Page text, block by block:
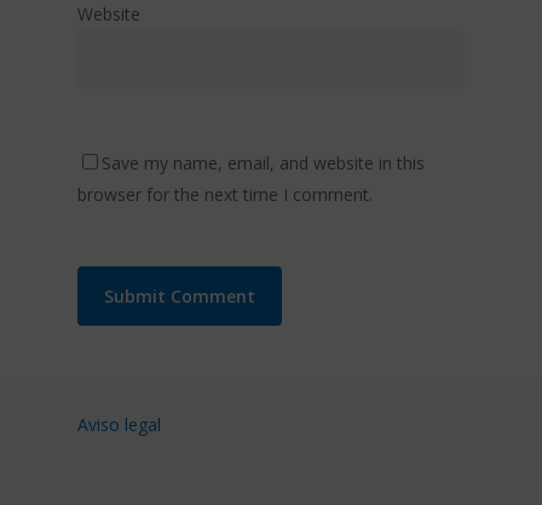
Website
Save my name, email, and website in this
browser for the next time I comment.
Aviso legal